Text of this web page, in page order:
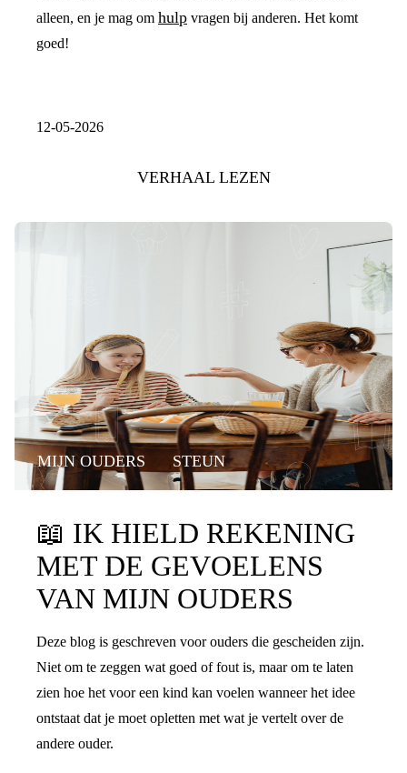
alleen, en je mag om hulp vragen bij anderen. Het komt
goed!
12-05-2026
VERHAAL LEZEN
MIJN OUDERS STEUN
📖 IK HIELD REKENING
MET DE GEVOELENS
VAN MIJN OUDERS
Deze blog is geschreven voor ouders die gescheiden zijn.
Niet om te zeggen wat goed of fout is, maar om te laten
zien hoe het voor een kind kan voelen wanneer het idee
ontstaat dat je moet opletten met wat je vertelt over de
andere ouder.